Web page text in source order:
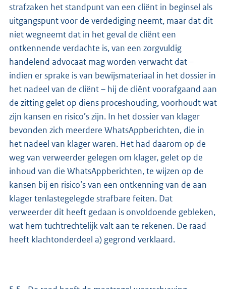
strafzaken het standpunt van een cliënt in beginsel als
uitgangspunt voor de verdediging neemt, maar dat dit
niet wegneemt dat in het geval de cliënt een
ontkennende verdachte is, van een zorgvuldig
handelend advocaat mag worden verwacht dat –
indien er sprake is van bewijsmateriaal in het dossier in
het nadeel van de cliënt – hij de cliënt voorafgaand aan
de zitting gelet op diens proceshouding, voorhoudt wat
zijn kansen en risico’s zijn. In het dossier van klager
bevonden zich meerdere WhatsAppberichten, die in
het nadeel van klager waren. Het had daarom op de
weg van verweerder gelegen om klager, gelet op de
inhoud van die WhatsAppberichten, te wijzen op de
kansen bij en risico’s van een ontkenning van de aan
klager tenlastegelegde strafbare feiten. Dat
verweerder dit heeft gedaan is onvoldoende gebleken,
wat hem tuchtrechtelijk valt aan te rekenen. De raad
heeft klachtonderdeel a) gegrond verklaard.